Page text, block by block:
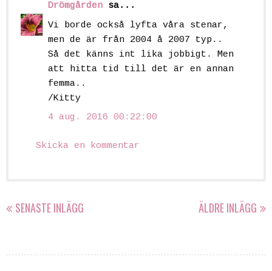
Drömgården sa...
Vi borde också lyfta våra stenar,
men de är från 2004 å 2007 typ..
Så det känns int lika jobbigt. Men
att hitta tid till det är en annan
femma..
/Kitty
4 aug. 2016 00:22:00
Skicka en kommentar
SENASTE INLÄGG ÄLDRE INLÄGG